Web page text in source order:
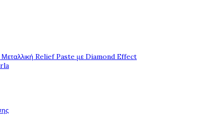
Relief Paste με Diamond Effect